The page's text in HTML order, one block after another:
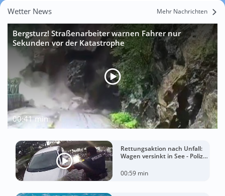
Wetter News Mehr Nachrichten
Bergsturz! Straßenarbeiter warnen Fahrer nur
Sekunden vor der Katastrophe
00:41 min
Rettungsaktion nach Unfall:
Wagen versinkt in See - Polizei
00:59 min